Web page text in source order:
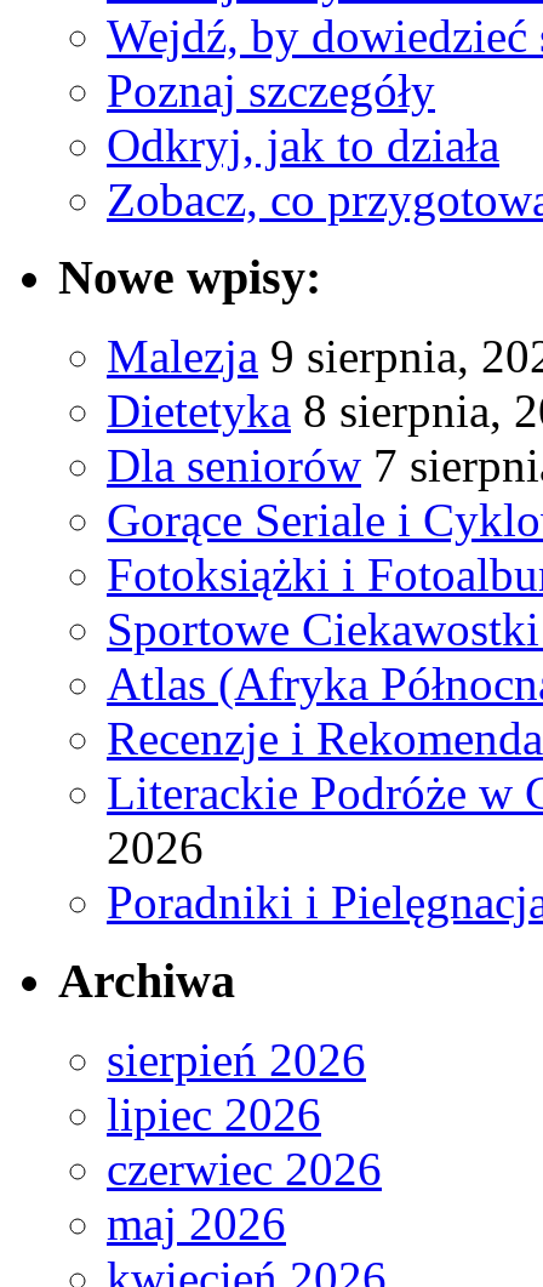
Wejdź, by dowiedzieć
Poznaj szczegóły
Odkryj, jak to działa
Zobacz, co
Nowe wpisy:
Malezja 9 sierpnia,
Dietetyka 8 sierpnia,
Dla seniorów 7
Gorące Seriale i
Fotoksiążki i
Sportowe
Atlas (Afryka
Recenzje i
Literackie Podróże w
2026
Poradniki i
Archiwa
sierpień 2026
lipiec 2026
czerwiec 2026
maj 2026